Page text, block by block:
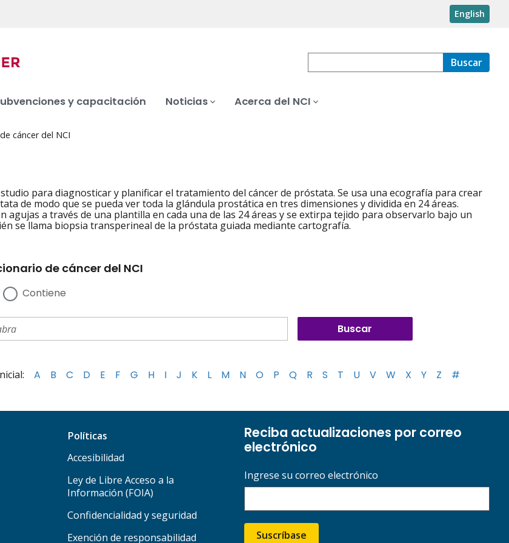
English
Buscar
y capacitación Noticias Acerca del NCI
cáncer del NCI
para diagnosticar y planificar el tratamiento del cáncer de próstata. Se usa una ecografía para crear
de modo que se pueda ver toda la glándula prostática en tres dimensiones y dividida en 24 áreas.
agujas a través de una plantilla en cada una de las 24 áreas y se extirpa tejido para observarlo bajo un
se llama biopsia transperineal de la próstata guiada mediante cartografía.
de cáncer del NCI
Contiene
A B C D E F G H I J K L M N O P Q R S T U V W X Y Z #
Políticas
Accesibilidad
Ley de Libre Acceso a la
Información (FOIA)
Confidencialidad y seguridad
Exención de responsabilidad
Reciba actualizaciones por correo
electrónico
Ingrese su correo electrónico
Suscríbase